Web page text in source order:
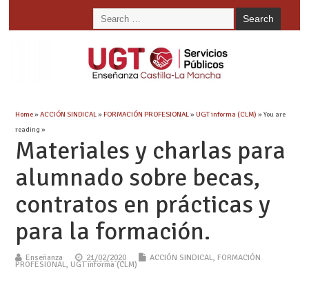
Home»ACCIÓN SINDICAL»FORMACIÓN PROFESIONAL»UGT informa (CLM) » You are
reading »
Materiales y charlas para
alumnado sobre becas,
contratos en prácticas y
para la formación.
Enseñanza 21/02/2020 ACCIÓN SINDICAL, FORMACIÓN
PROFESIONAL, UGT informa (CLM)